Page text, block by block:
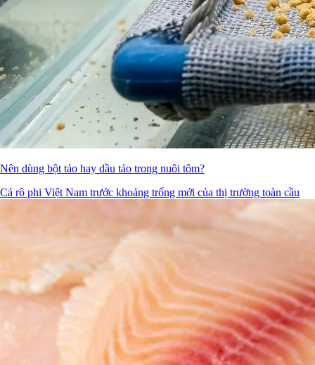
Nên dùng bột tảo hay dầu tảo trong nuôi tôm?
Cá rô phi Việt Nam trước khoảng trống mới của thị trường toàn cầu